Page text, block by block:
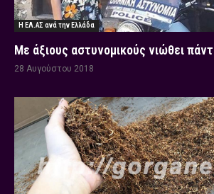
Η ΕΛ.ΑΣ ανά την Ελλάδα
Με άξιους αστυνομικούς νιώθει
28 Αυγούστου 2018